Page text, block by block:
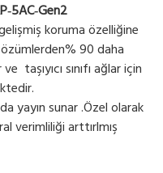
koruma özelliğine
90 daha
taşıyıcı sınıfı ağlar için
yayın sunar .Özel olarak
verimliliği arttırlmış